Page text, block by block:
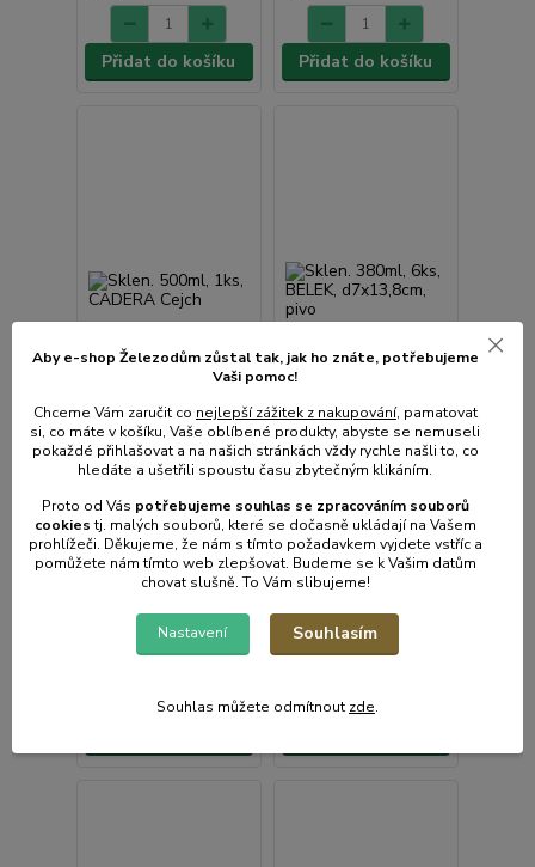
Přidat do košíku Přidat do košíku
CADERA Cejch
88 Kč ks
• Skladem centrální
sklad | odešleme do 2-3
prac. dnů
BELEK, d7x13,8cm,
pivo
246 Kč/bal
• Skladem centrální
sklad | odešleme do 2-3
prac. dnů
Aby e-shop Železodům zůstal tak, jak ho znáte, potřebujeme
Vaši pomoc!
Chceme Vám zaručit co nejlepší zážitek z nakupování, pamatovat
si, co máte v košíku, Vaše oblíbené produkty, abyste se nemuseli
pokaždé přihlašovat a na našich stránkách vždy rychle našli to, co
hledáte a ušetřili spoustu času zbytečným klikáním.
Proto od Vás potřebujeme souhlas se zpracováním souborů
cookiestj. malých souborů, které se dočasně ukládají na Vašem
prohlížeči. Děkujeme, že nám s tímto požadavkem vyjdete vstříc a
pomůžete nám tímto web zlepšovat. Budeme se k Vašim datům
chovat slušně. To Vám slibujeme!
Nastavení Souhlasím
Souhlas můžete odmítnout zde.